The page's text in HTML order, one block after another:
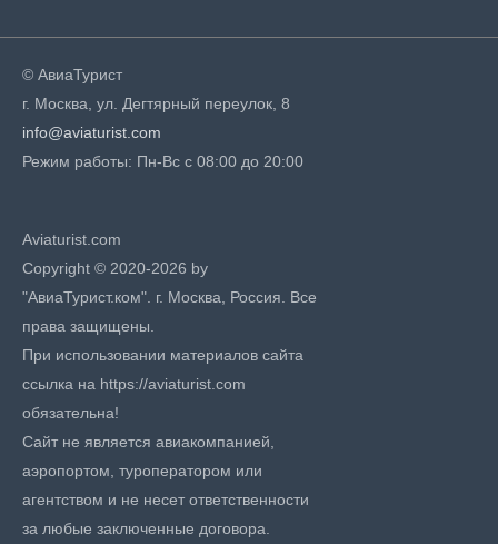
© АвиаТурист
г. Москва, ул. Дегтярный переулок, 8
info@aviaturist.com
Режим работы: Пн-Вс с 08:00 до 20:00
Aviaturist.com
Copyright © 2020-2026 by
"АвиаТурист.ком". г. Москва, Россия. Все
права защищены.
При использовании материалов сайта
ссылка на https://aviaturist.com
обязательна!
Сайт не является авиакомпанией,
аэропортом, туроператором или
агентством и не несет ответственности
за любые заключенные договора.